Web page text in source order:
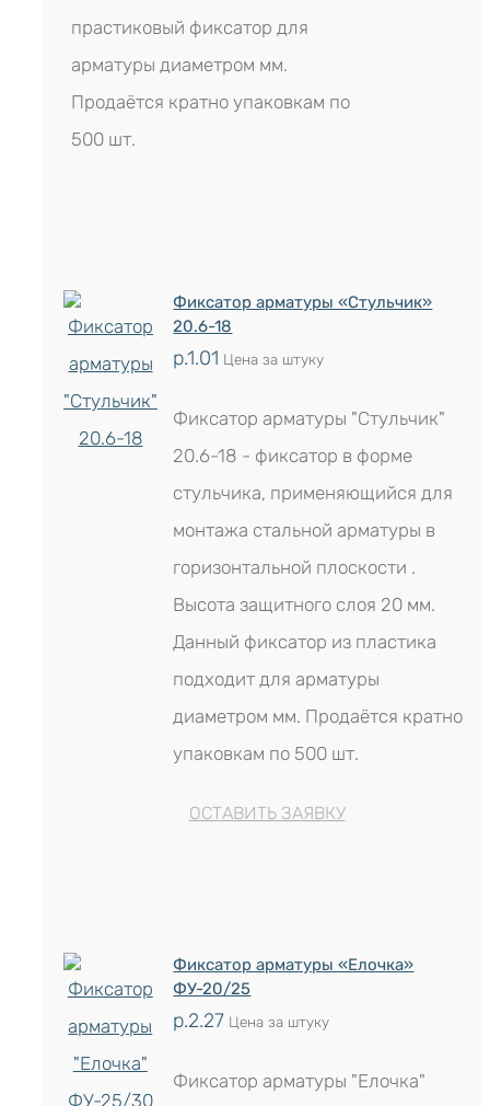
прастиковый фиксатор для
арматуры диаметром мм.
Продаётся кратно упаковкам по
500 шт.
Фиксатор арматуры «Стульчик»
20.6-18
р.1.01 Цена за штуку
Фиксатор арматуры "Стульчик"
20.6-18 - фиксатор в форме
стульчика, применяющийся для
монтажа стальной арматуры в
горизонтальной плоскости .
Высота защитного слоя 20 мм.
Данный фиксатор из пластика
подходит для арматуры
диаметром мм. Продаётся кратно
упаковкам по 500 шт.
ОСТАВИТЬ ЗАЯВКУ
Фиксатор арматуры «Елочка»
ФУ-20/25
р.2.27 Цена за штуку
Фиксатор арматуры "Елочка"